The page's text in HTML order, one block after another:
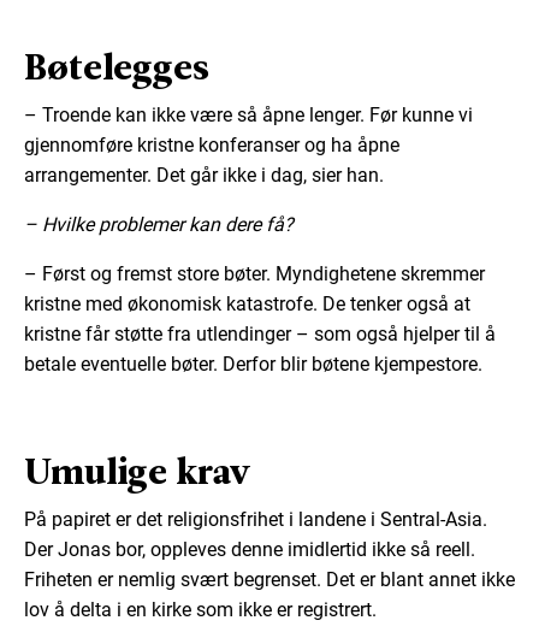
Bøtelegges
– Troende kan ikke være så åpne lenger. Før kunne vi
gjennomføre kristne konferanser og ha åpne
arrangementer. Det går ikke i dag, sier han.
– Hvilke problemer kan dere få?
– Først og fremst store bøter. Myndighetene skremmer
kristne med økonomisk katastrofe. De tenker også at
kristne får støtte fra utlendinger – som også hjelper til å
betale eventuelle bøter. Derfor blir bøtene kjempestore.
Umulige krav
På papiret er det religionsfrihet i landene i Sentral-Asia.
Der Jonas bor, oppleves denne imidlertid ikke så reell.
Friheten er nemlig svært begrenset. Det er blant annet ikke
lov å delta i en kirke som ikke er registrert.